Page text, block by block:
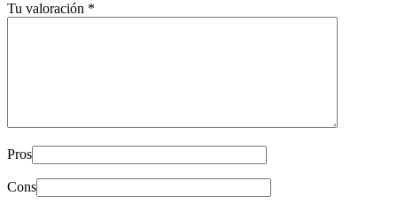
Tu valoración *
Pros
Cons